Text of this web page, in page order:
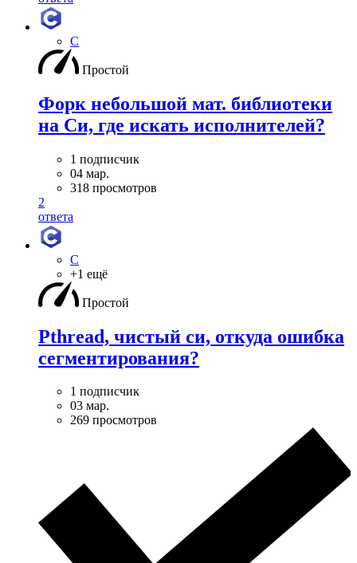
C
Простой
Форк небольшой мат. библиотеки
на Си, где искать исполнителей?
1 подписчик
04 мар.
318 просмотров
2
ответа
C
+1 ещё
Простой
Pthread, чистый си, откуда ошибка
сегментирования?
1 подписчик
03 мар.
269 просмотров